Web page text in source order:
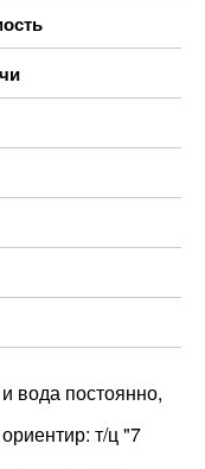
вода постоянно,
т/ц "7